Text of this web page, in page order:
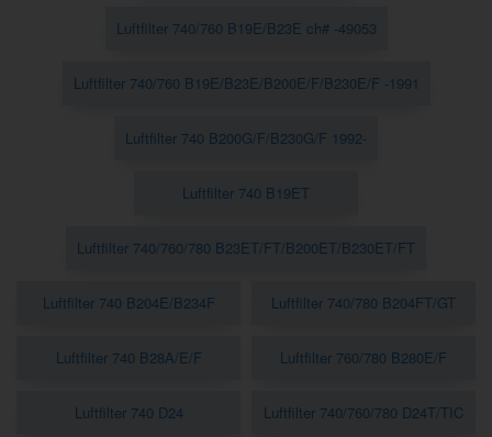
Luftfilter 740/760 B19E/B23E ch# -49053
Luftfilter 740/760 B19E/B23E/B200E/F/B230E/F -1991
Luftfilter 740 B200G/F/B230G/F 1992-
Luftfilter 740 B19ET
Luftfilter 740/760/780 B23ET/FT/B200ET/B230ET/FT
Luftfilter 740 B204E/B234F Luftfilter 740/780 B204FT/GT
Luftfilter 740 B28A/E/F Luftfilter 760/780 B280E/F
Luftfilter 740 D24 Luftfilter 740/760/780 D24T/TIC